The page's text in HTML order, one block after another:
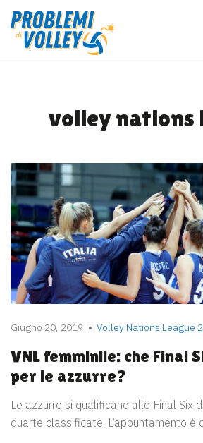
volley nations
Giugno 20, 2019 Volley Nations League
VNL femminile: che Final
per le azzurre?
Le azzurre si qualificano alle Final Six
quarte classificate. L’appuntamento è